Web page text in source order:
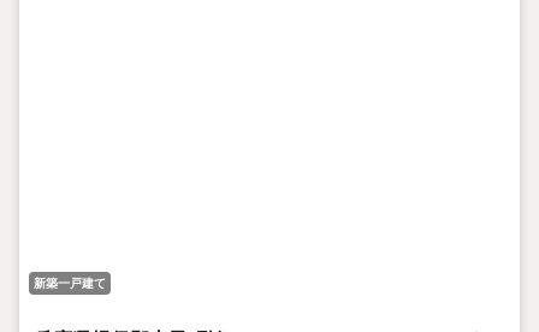
新築一戸建て